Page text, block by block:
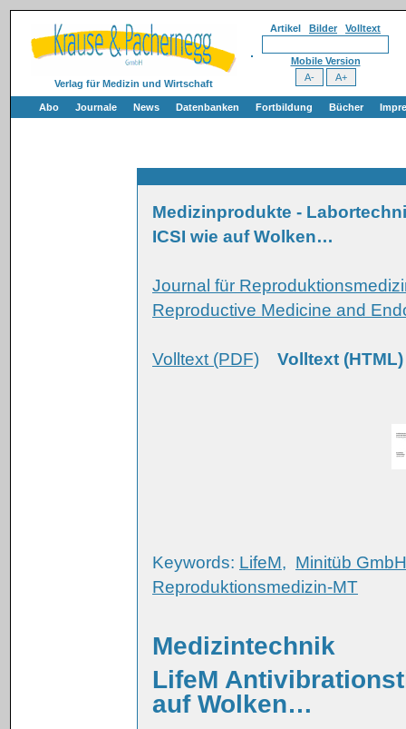
Verlag für Medizin und Wirtschaft
Artikel Bilder Volltext
Mobile Version
Abo Journale News Datenbanken Fortbildung Bücher
Medizinprodukte -
ICSI wie auf Wolken…
Journal für
Reproductive Medicine and
Volltext (PDF) Volltext (HTML)
Keywords: LifeM, Minitüb GmbH
Reproduktionsmedizin-MT
Medizintechnik
LifeM
auf Wolken…